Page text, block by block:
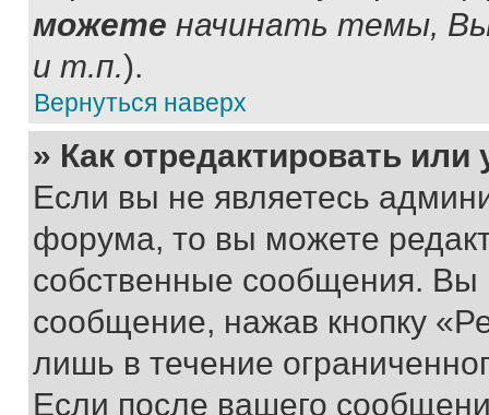
можете начинать темы,
и т.п.).
Вернуться наверх
» Как отредактировать
Если вы не являетесь
форума, то вы можете
собственные сообщения. Вы
сообщение, нажав кнопку
лишь в течение
Если после вашего